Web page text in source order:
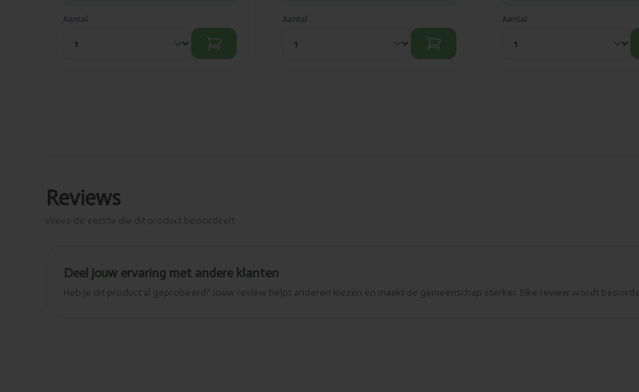
Aantal Aantal Aantal
Reviews
Deel jouw ervaring met andere klanten
Heb je dit product al geprobeerd? Jouw review helpt anderen kiezen en maakt de gemeenschap sterker. Elke review wordt